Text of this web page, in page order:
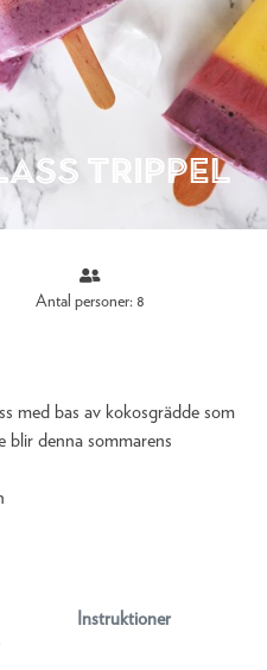
trippel
Antal personer: 8
med bas av kokosgrädde som
blir denna sommarens
Instruktioner